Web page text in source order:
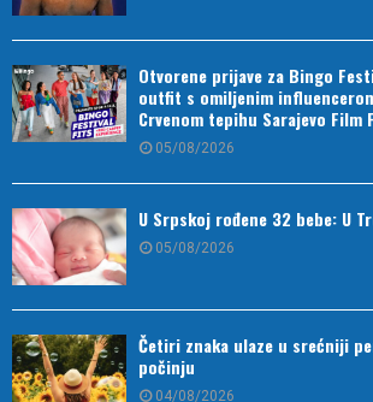
Otvorene prijave za Bingo
outfit s omiljenim
Crvenom tepihu Sarajevo Film
05/08/2026
U Srpskoj rođene 32 bebe: U
05/08/2026
Četiri znaka ulaze u srećniji
počinju
04/08/2026